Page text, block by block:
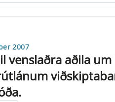
2007
venslaðra aðila um